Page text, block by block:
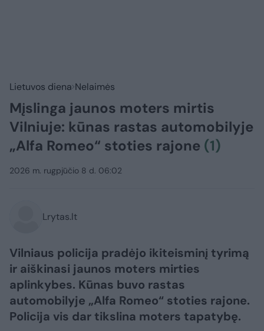
Lietuvos diena Nelaimės
Mįslinga jaunos moters mirtis
Vilniuje: kūnas rastas automobilyje
„Alfa Romeo“ stoties rajone (1)
2026 m. rugpjūčio 8 d. 06:02
Lrytas.lt
Vilniaus policija pradėjo ikiteisminį tyrimą
ir aiškinasi jaunos moters mirties
aplinkybes. Kūnas buvo rastas
automobilyje „Alfa Romeo“ stoties rajone.
Policija vis dar tikslina moters tapatybę.